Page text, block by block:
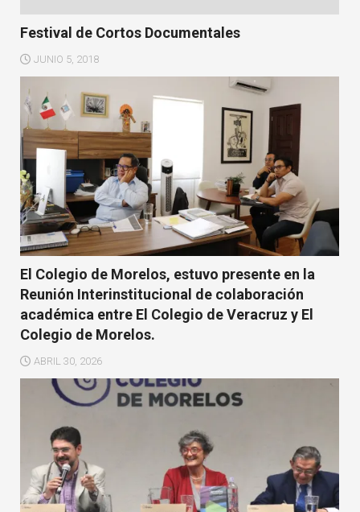
Festival de Cortos Documentales
JUNIO 5, 2018
El Colegio de Morelos, estuvo presente en la
Reunión Interinstitucional de colaboración
académica entre El Colegio de Veracruz y El
Colegio de Morelos.
ABRIL 30, 2026